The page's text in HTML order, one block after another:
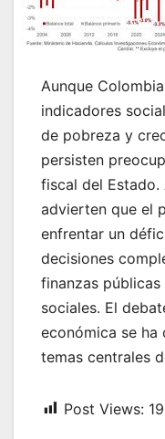
Aunque
indicadores
de pobreza y
persisten
fiscal del Estado.
advierten que el
enfrentar un
decisiones
finanzas
sociales. El
económica se
temas centrales
Post Views: 19